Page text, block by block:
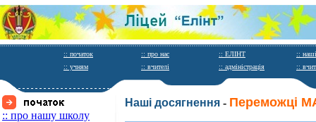
:: початок :: про нас :: ЕЛІНТ
::
:: учням
:: вчителі :: адміністрація ::
:: про нашу школу
Наші досягнення - Переможці